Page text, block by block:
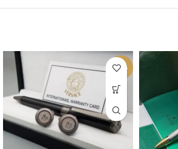
-13%